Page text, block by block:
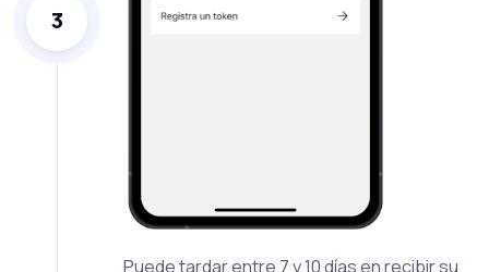
3
Puede tardar entre 7 y 10 días en recibir su